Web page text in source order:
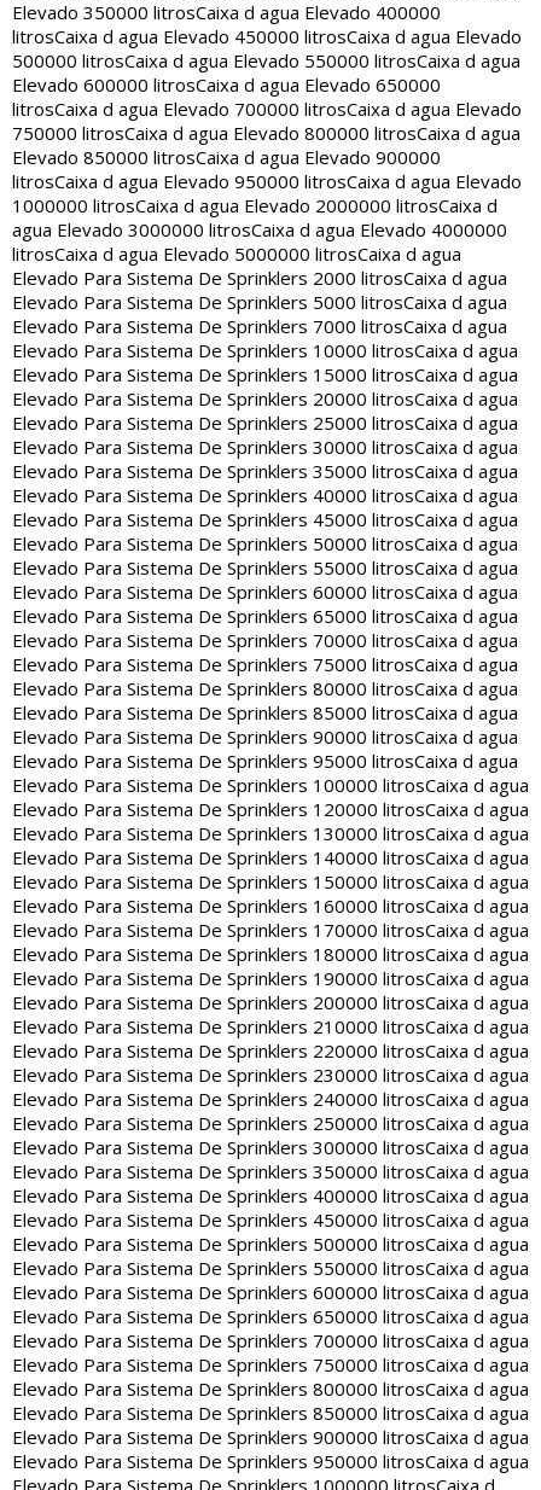
Elevado 350000 litrosCaixa d agua Elevado 400000
litrosCaixa d agua Elevado 450000 litrosCaixa d agua Elevado
500000 litrosCaixa d agua Elevado 550000 litrosCaixa d agua
Elevado 600000 litrosCaixa d agua Elevado 650000
litrosCaixa d agua Elevado 700000 litrosCaixa d agua Elevado
750000 litrosCaixa d agua Elevado 800000 litrosCaixa d agua
Elevado 850000 litrosCaixa d agua Elevado 900000
litrosCaixa d agua Elevado 950000 litrosCaixa d agua Elevado
1000000 litrosCaixa d agua Elevado 2000000 litrosCaixa d
agua Elevado 3000000 litrosCaixa d agua Elevado 4000000
litrosCaixa d agua Elevado 5000000 litrosCaixa d agua
Elevado Para Sistema De Sprinklers 2000 litrosCaixa d agua
Elevado Para Sistema De Sprinklers 5000 litrosCaixa d agua
Elevado Para Sistema De Sprinklers 7000 litrosCaixa d agua
Elevado Para Sistema De Sprinklers 10000 litrosCaixa d agua
Elevado Para Sistema De Sprinklers 15000 litrosCaixa d agua
Elevado Para Sistema De Sprinklers 20000 litrosCaixa d agua
Elevado Para Sistema De Sprinklers 25000 litrosCaixa d agua
Elevado Para Sistema De Sprinklers 30000 litrosCaixa d agua
Elevado Para Sistema De Sprinklers 35000 litrosCaixa d agua
Elevado Para Sistema De Sprinklers 40000 litrosCaixa d agua
Elevado Para Sistema De Sprinklers 45000 litrosCaixa d agua
Elevado Para Sistema De Sprinklers 50000 litrosCaixa d agua
Elevado Para Sistema De Sprinklers 55000 litrosCaixa d agua
Elevado Para Sistema De Sprinklers 60000 litrosCaixa d agua
Elevado Para Sistema De Sprinklers 65000 litrosCaixa d agua
Elevado Para Sistema De Sprinklers 70000 litrosCaixa d agua
Elevado Para Sistema De Sprinklers 75000 litrosCaixa d agua
Elevado Para Sistema De Sprinklers 80000 litrosCaixa d agua
Elevado Para Sistema De Sprinklers 85000 litrosCaixa d agua
Elevado Para Sistema De Sprinklers 90000 litrosCaixa d agua
Elevado Para Sistema De Sprinklers 95000 litrosCaixa d agua
Elevado Para Sistema De Sprinklers 100000 litrosCaixa d agua
Elevado Para Sistema De Sprinklers 120000 litrosCaixa d agua
Elevado Para Sistema De Sprinklers 130000 litrosCaixa d agua
Elevado Para Sistema De Sprinklers 140000 litrosCaixa d agua
Elevado Para Sistema De Sprinklers 150000 litrosCaixa d agua
Elevado Para Sistema De Sprinklers 160000 litrosCaixa d agua
Elevado Para Sistema De Sprinklers 170000 litrosCaixa d agua
Elevado Para Sistema De Sprinklers 180000 litrosCaixa d agua
Elevado Para Sistema De Sprinklers 190000 litrosCaixa d agua
Elevado Para Sistema De Sprinklers 200000 litrosCaixa d agua
Elevado Para Sistema De Sprinklers 210000 litrosCaixa d agua
Elevado Para Sistema De Sprinklers 220000 litrosCaixa d agua
Elevado Para Sistema De Sprinklers 230000 litrosCaixa d agua
Elevado Para Sistema De Sprinklers 240000 litrosCaixa d agua
Elevado Para Sistema De Sprinklers 250000 litrosCaixa d agua
Elevado Para Sistema De Sprinklers 300000 litrosCaixa d agua
Elevado Para Sistema De Sprinklers 350000 litrosCaixa d agua
Elevado Para Sistema De Sprinklers 400000 litrosCaixa d agua
Elevado Para Sistema De Sprinklers 450000 litrosCaixa d agua
Elevado Para Sistema De Sprinklers 500000 litrosCaixa d agua
Elevado Para Sistema De Sprinklers 550000 litrosCaixa d agua
Elevado Para Sistema De Sprinklers 600000 litrosCaixa d agua
Elevado Para Sistema De Sprinklers 650000 litrosCaixa d agua
Elevado Para Sistema De Sprinklers 700000 litrosCaixa d agua
Elevado Para Sistema De Sprinklers 750000 litrosCaixa d agua
Elevado Para Sistema De Sprinklers 800000 litrosCaixa d agua
Elevado Para Sistema De Sprinklers 850000 litrosCaixa d agua
Elevado Para Sistema De Sprinklers 900000 litrosCaixa d agua
Elevado Para Sistema De Sprinklers 950000 litrosCaixa d agua